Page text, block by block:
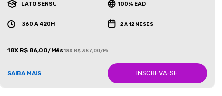
LATO SENSU 100% EAD
360 A 420H 2 A 12 MESES
18X R$ 86,00/Mês18X R$ 387,00/Mês
SAIBA MAIS INSCREVA-SE